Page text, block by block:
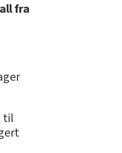
fra
til